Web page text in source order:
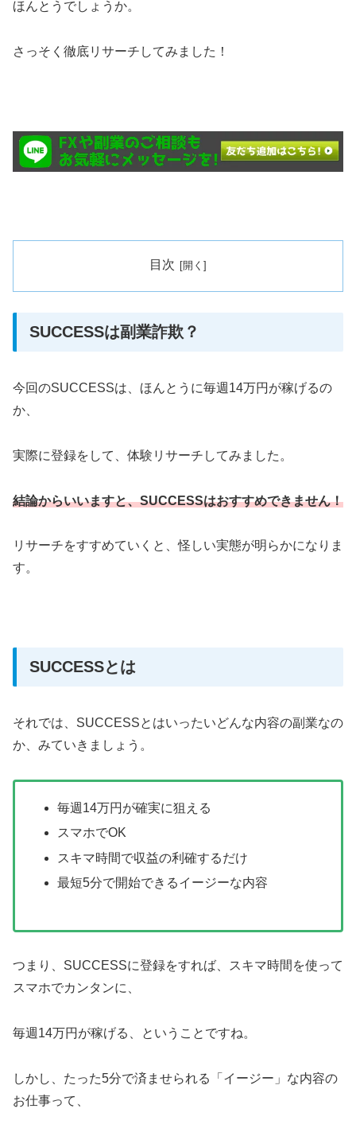
ほんとうでしょうか。
さっそく徹底リサーチしてみました！
目次
SUCCESSは副業詐欺？
今回のSUCCESSは、ほんとうに毎週14万円が稼げるの
か、
実際に登録をして、体験リサーチしてみました。
結論からいいますと、SUCCESSはおすすめできません！
リサーチをすすめていくと、怪しい実態が明らかになりま
す。
SUCCESSとは
それでは、SUCCESSとはいったいどんな内容の副業なの
か、みていきましょう。
毎週14万円が確実に狙える
スマホでOK
スキマ時間で収益の利確するだけ
最短5分で開始できるイージーな内容
つまり、SUCCESSに登録をすれば、スキマ時間を使って
スマホでカンタンに、
毎週14万円が稼げる、ということですね。
しかし、たった5分で済ませられる「イージー」な内容の
お仕事って、